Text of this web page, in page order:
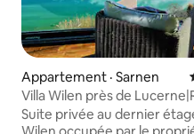
Appartement · Sarnen
Villa Wilen près de
luxe au bord du lac
Suite privée au dernier